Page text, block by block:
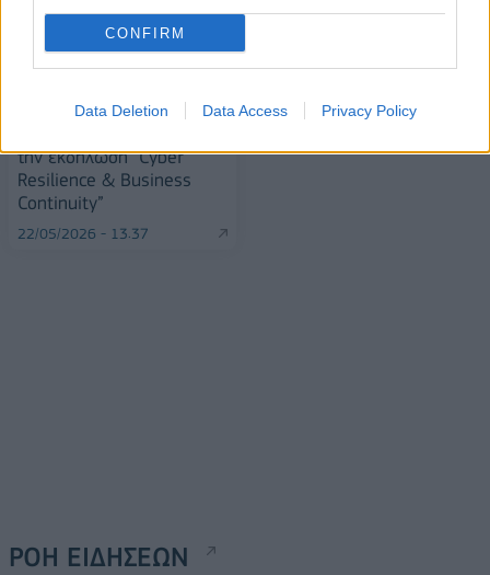
CONFIRM
Data Deletion Data Access Privacy Policy
Systems διοργάνωσε με
την εκδήλωση “Cyber
Resilience & Business
Continuity”
22/05/2026 - 13:37
Lenovo: Έσοδα 21,6 δισ.
22/05/2026 - 14:37
ΡΟΗ ΕΙΔΗΣΕΩΝ